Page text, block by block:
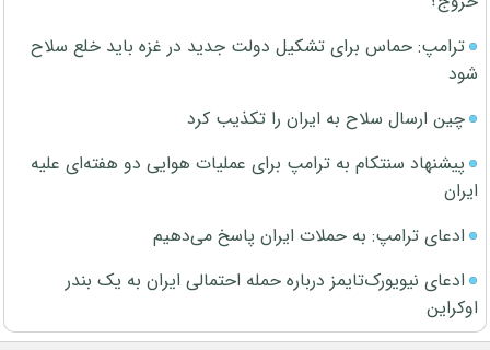
ترامپ: حماس برای تشکیل دولت جدید در غزه باید خلع سلاح
شود
چین ارسال سلاح به ایران را تکذیب کرد
پیشنهاد سنتکام به ترامپ برای عملیات هوایی دو هفته‌ای علیه
ایران
ادعای ترامپ: به حملات ایران پاسخ می‌دهیم
ادعای نیویورک‌تایمز درباره حمله احتمالی ایران به یک بندر
اوکراین